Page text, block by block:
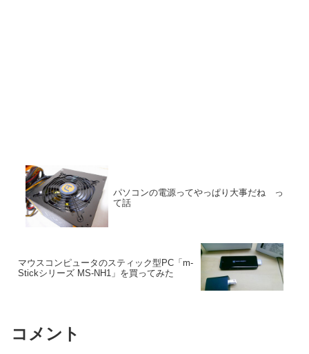
パソコンの電源ってやっぱり大事だね っ
て話
マウスコンピュータのスティック型PC「m-
Stickシリーズ MS-NH1」を買ってみた
コメント